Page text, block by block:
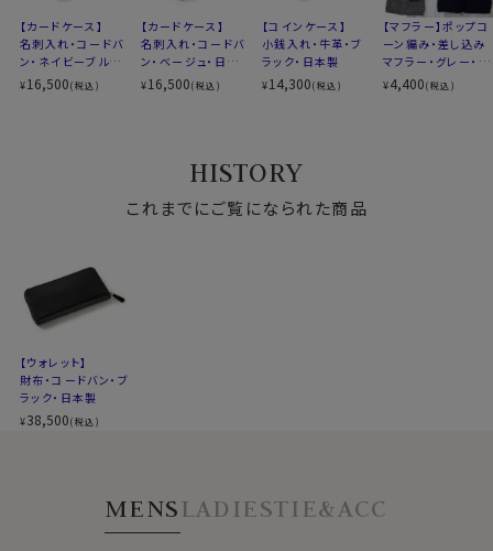
内側には本来表側で使用することの多いスイフト
レザーを内張りにし、更に質の高いより希少な一
品に仕上げました。
「革のダイヤモンド」と喩えられるほど希少価値
の高い農耕馬の皮革。
とした質感が特徴です。
その希少性と質の高さにより動物皮革の中では特
に高級品と言われています。
サイズ
高さ=10.5cm
厚み=2cm
重さ=約190g
札入れ×2
フリーポケット×2
※濡れた場合は乾いた布で軽くふき取って下さい
※スポット商品につき再入荷はございませんのでご了
承ください。
70224
【カードケース】
名刺入れ・コードバ
ン・ネイビーブルー・
日本製
¥16,500(税込)
【カードケース】
名刺入れ・コードバ
ン・ベージュ・日本
製
¥16,500(税込)
【コインケース】
小銭入れ・牛革・ブ
ラック・日本製
¥14,300(税込)
【マフラー】ポップコ
ーン編み・差し込み
マフラー・グレー・ブ
ラック・ネイビーブ
ルー・日本製
¥4,400(税込)
HISTORY
これまでにご覧になられた商品
【ウォレット】
財布・コードバン・ブ
ラック・日本製
¥38,500(税込)
MENSLADIESTIE&ACC